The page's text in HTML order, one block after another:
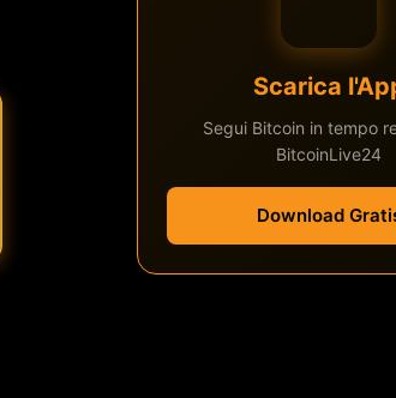
Scarica
Segui Bitcoin in tempo
BitcoinLive24
Download